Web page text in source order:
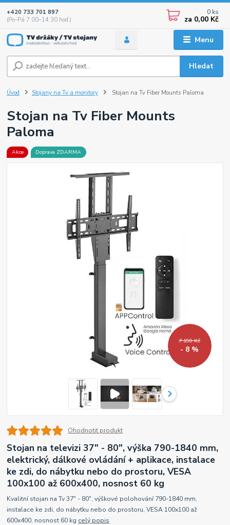
Menu
Hledat
+420 733 701 897
(Po–Pá 7:00–14:30 hod.)
0 ks
za 0,00 Kč
Úvod Stojany na Tv a monitory Stojan na Tv Fiber Mounts Paloma
Stojan na Tv Fiber Mounts
Paloma
Akce Doprava ZDARMA
7 190 Kč
- 8 %
Ohodnotit produkt
Stojan na televizi 37" - 80", výška 790-1840 mm,
elektrický, dálkové ovládání + aplikace, instalace
ke zdi, do nábytku nebo do prostoru, VESA
100x100 až 600x400, nosnost 60 kg
Kvalitní stojan na Tv 37" - 80", výškové polohování 790-1840 mm,
instalace ke zdi, do nábytku nebo do prostoru, VESA 100x100 až
600x400, nosnost 60 kg celý popis